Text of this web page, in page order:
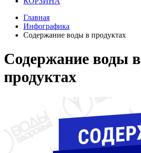
Главная
Инфографика
Содержание воды в продуктах
Содержание воды в
продуктах